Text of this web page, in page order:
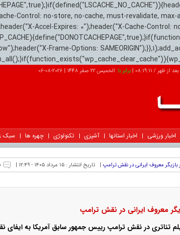
Control: no-store, no-cache, must-revalidate, max-
Accel-Expires: 0");header("X-Cache-Control:
Frame-Options:
08:19:12
|برابر با:الخميس 22 صفر 1448 |
2026-08-06
اخبار ورزشی اخبار استانها آشپزی تکنولوژی چهره ها سبک
بازیگر معروف ایرانی در نقش ترامپ | تاریخ انتشار : ۱۵ مرداد ۱۴۰۵ - ۱۲:۴۹ |
معروف ایرانی در نقش ترامپ
تئاتری در نقش ترامپ رییس جمهور سابق آمریکا به ایفای